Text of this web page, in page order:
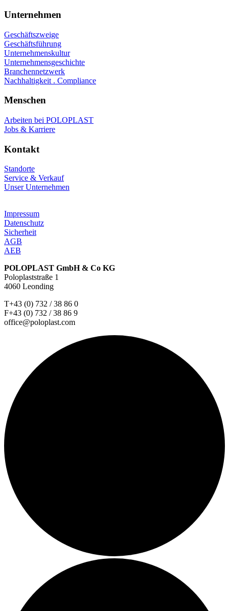
Unternehmen
Geschäftszweige
Geschäftsführung
Unternehmenskultur
Unternehmensgeschichte
Branchennetzwerk
Nachhaltigkeit . Compliance
Menschen
Arbeiten bei POLOPLAST
Jobs & Karriere
Kontakt
Standorte
Service & Verkauf
Unser Unternehmen
Impressum
Datenschutz
Sicherheit
AGB
AEB
POLOPLAST GmbH & Co KG
Poloplaststraße 1
4060 Leonding
T+43 (0) 732 / 38 86 0
F+43 (0) 732 / 38 86 9
office@poloplast.com